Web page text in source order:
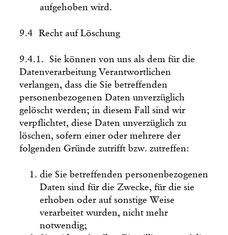
aufgehoben wird.
9.4 Recht auf Löschung
9.4.1. Sie können von uns als dem für die
Datenverarbeitung Verantwortlichen
verlangen, dass die Sie betreffenden
personenbezogenen Daten unverzüglich
gelöscht werden; in diesem Fall sind wir
verpflichtet, diese Daten unverzüglich zu
löschen, sofern einer oder mehrere der
folgenden Gründe zutrifft bzw. zutreffen:
die Sie betreffenden personenbezogenen
Daten sind für die Zwecke, für die sie
erhoben oder auf sonstige Weise
verarbeitet wurden, nicht mehr
notwendig;